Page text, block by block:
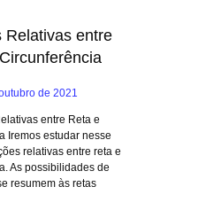
Relativas entre
de 2021
entre Reta e
Iremos estudar nesse
relativas entre reta e
As possibilidades de
resumem às retas